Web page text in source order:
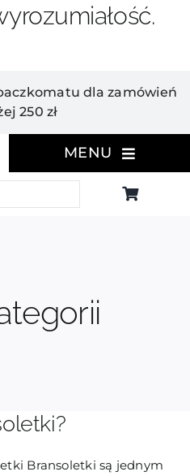
dla zamówień
250 zł
MENU
Bransoletki są jednym